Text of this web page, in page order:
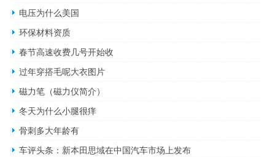
电压为什么美国
环保材料资质
春节高速收费几号开始收
过年穿搭毛呢大衣图片
磁力笔（磁力仪简介）
冬天为什么小腿很痒
骨刺多大年龄有
车评头条：新本田思域在中国汽车市场上发布